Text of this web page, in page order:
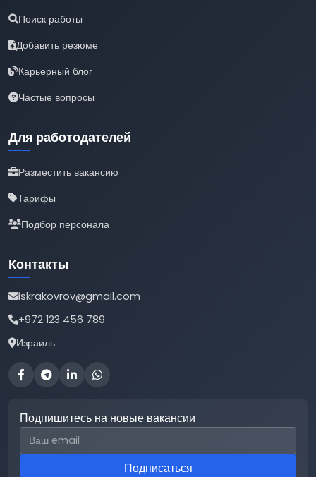
Поиск работы
Добавить резюме
Карьерный блог
Частые вопросы
Для работодателей
Разместить вакансию
Тарифы
Подбор персонала
Контакты
iskrakovrov@gmail.com
+972 123 456 789
Израиль
Подпишитесь на новые вакансии
Email для подписки
Подписаться